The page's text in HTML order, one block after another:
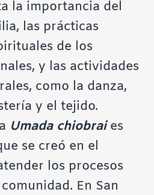
la importancia del
las prácticas
de los
y las actividades
como la danza,
y el tejido.
Umada chiobraies
se creó en el
los procesos
En San